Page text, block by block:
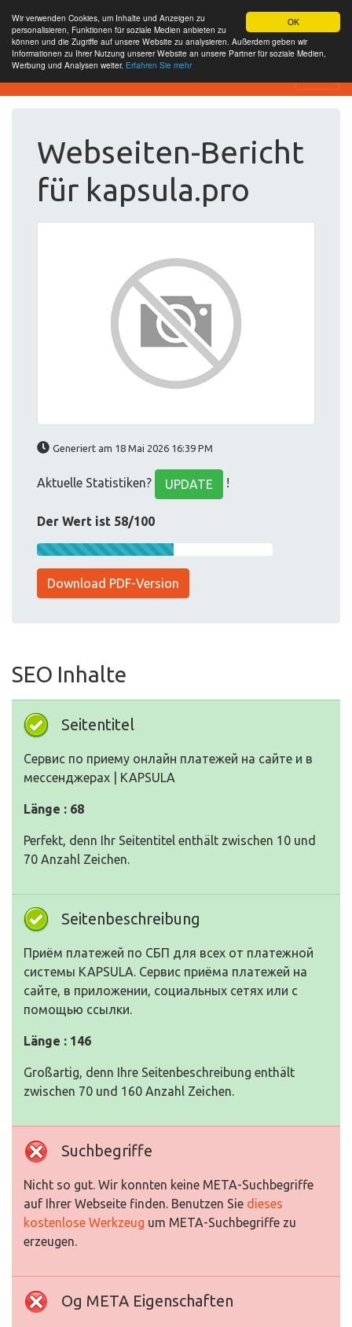
OK
Wir verwenden Cookies, um Inhalte und Anzeigen zu
personalisieren, Funktionen für soziale Medien anbieten zu
können und die Zugriffe auf unsere Website zu analysieren. Außerdem geben wir
Informationen zu Ihrer Nutzung unserer Website an unsere Partner für soziale Medien,
Werbung und Analysen weiter. Erfahren Sie mehr
Website Review
Webseiten-Bericht
für kapsula.pro
Generiert am 18 Mai 2026 16:39 PM
Aktuelle Statistiken? UPDATE !
Der Wert ist 58/100
Download PDF-Version
SEO Inhalte
Seitentitel
Сервис по приему онлайн платежей на сайте и в
мессенджерах | KAPSULA
Länge : 68
Perfekt, denn Ihr Seitentitel enthält zwischen 10 und
70 Anzahl Zeichen.
Seitenbeschreibung
Приём платежей по СБП для всех от платежной
системы KAPSULA. Сервис приёма платежей на
сайте, в приложении, социальных сетях или с
помощью ссылки.
Länge : 146
Großartig, denn Ihre Seitenbeschreibung enthält
zwischen 70 und 160 Anzahl Zeichen.
Suchbegriffe
Nicht so gut. Wir konnten keine META-Suchbegriffe
auf Ihrer Webseite finden. Benutzen Sie dieses
kostenlose Werkzeug um META-Suchbegriffe zu
erzeugen.
Og META Eigenschaften